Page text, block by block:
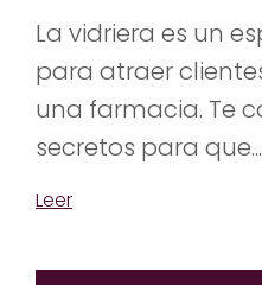
La vidriera es un
para atraer
una farmacia. Te
secretos para que...
Leer